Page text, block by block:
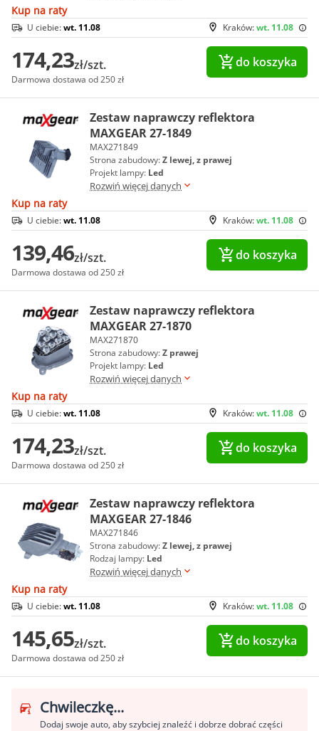
Kup na raty
Kraków:wt. 11.08
U ciebie:wt. 11.08
174,23zł/szt.
Darmowa dostawa od 250 zł
do koszyka
Zestaw naprawczy reflektora
MAXGEAR 27-1849
MAX271849
Strona zabudowy:Z lewej, z prawej
Projekt lampy: Led
Rozwiń więcej danych
Kup na raty
Kraków:wt. 11.08
U ciebie:wt. 11.08
139,46zł/szt.
Darmowa dostawa od 250 zł
do koszyka
Zestaw naprawczy reflektora
MAXGEAR 27-1870
MAX271870
Strona zabudowy:Z prawej
Projekt lampy: Led
Rozwiń więcej danych
Kup na raty
Kraków:wt. 11.08
U ciebie:wt. 11.08
174,23zł/szt.
Darmowa dostawa od 250 zł
do koszyka
Zestaw naprawczy reflektora
MAXGEAR 27-1846
MAX271846
Strona zabudowy:Z lewej, z prawej
Rodzaj lampy: Led
Rozwiń więcej danych
Kup na raty
Kraków:wt. 11.08
U ciebie:wt. 11.08
145,65zł/szt.
Darmowa dostawa od 250 zł
do koszyka
Chwileczkę...
Dodaj swoje auto, aby szybciej znaleźć i dobrze dobrać części